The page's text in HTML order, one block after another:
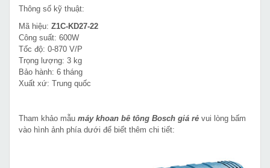
Thông số kỹ thuật:
Mã hiệu: Z1C-KD27-22
Công suất: 600W
Tốc độ: 0-870 V/P
Trọng lượng: 3 kg
Bảo hành: 6 tháng
Xuất xứ: Trung quốc
Tham khảo mẫu máy khoan bê tông Bosch giá rẻ vui lòng bấm
vào hình ảnh phía dưới để biết thêm chi tiết: